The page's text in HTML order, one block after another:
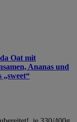
Oat mit
Ananas und
„sweet“